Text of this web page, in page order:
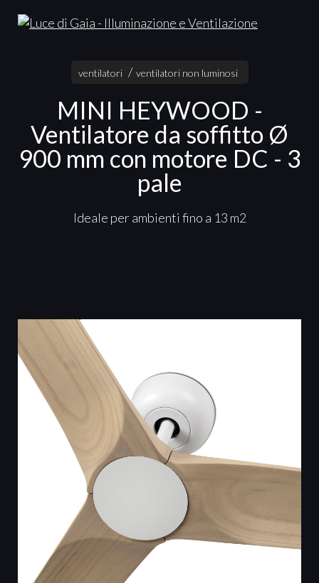
ventilatori ventilatori non luminosi
MINI HEYWOOD -
Ventilatore da soffitto Ø
900 mm con motore DC - 3
pale
Ideale per ambienti fino a 13 m2